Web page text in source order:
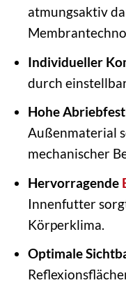
atmungsaktiv
Individueller
durch
Hohe
Außenmaterial
mechanischer
Hervorragende
Innenfutter
Körperklima.
Optimale